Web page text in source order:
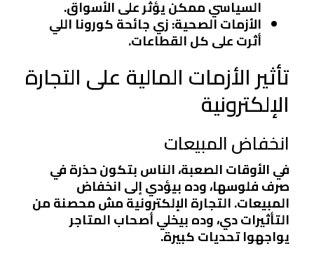
السياسي ممكن يؤثر على الأسواق.
الأزمات الصحية: زي جائحة كورونا اللي
أثرت على كل القطاعات.
تأثير الأزمات المالية على التجارة
الإلكترونية
انخفاض المبيعات
في الأوقات الصعبة، الناس بتكون حذرة في
صرف فلوسها، وده بيؤدي إلى انخفاض
المبيعات. التجارة الإلكترونية مش محصنة من
التأثيرات دي، وده بيخلي أصحاب المتاجر
يواجهوا تحديات كبيرة.